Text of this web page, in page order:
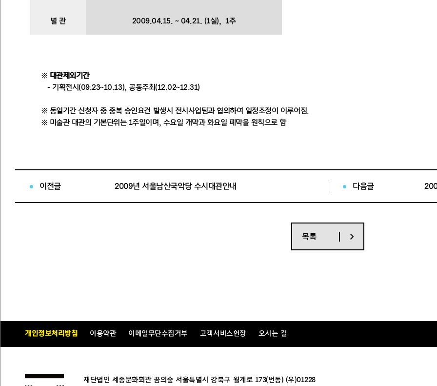
별 관 2009.04.15. ~ 04.21. (1실), 1주
※ 대관제외기간
- 기획전시(09.23~10.13), 공동주최(12.02~12.31)
※ 동일기간 신청자 중 중복 승인요건 발생시 전시사업팀과 협의하여 일정조정이 이루어짐.
※ 미술관 대관의 기본단위는 1주일이며, 수요일 개막과 화요일 폐막을 원칙으로 함
별관 : 1실(91평)
제출서류
- 대관신청서 1부
2009년 2월6일
이전글 2009년 서울남산국악당 수시대관안내 다음글
목록
개인정보처리방침 이용약관 이메일무단수집거부 고객서비스헌장 오시는 길
재단법인 세종문화회관 꿈의숲 서울특별시 강북구 월계로 173(번동) (우)01228